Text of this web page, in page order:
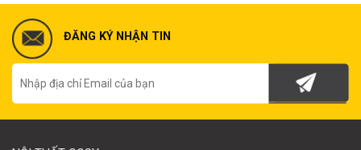
ĐĂNG KÝ NHẬN TIN